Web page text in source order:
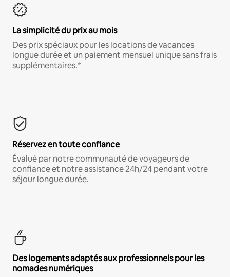
La simplicité du prix au mois
Des prix spéciaux pour les locations de vacances
longue durée et un paiement mensuel unique sans frais
supplémentaires.*
Réservez en toute confiance
Évalué par notre communauté de voyageurs de
confiance et notre assistance 24h/24 pendant votre
séjour longue durée.
Des logements adaptés aux professionnels pour les
nomades numériques